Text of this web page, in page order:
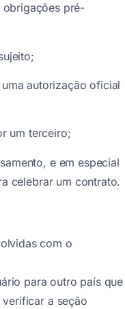
obrigações pré-
autorização oficial
um terceiro;
e em especial
celebrar um contrato.
com o
para outro país que
a seção